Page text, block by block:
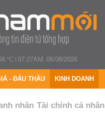
°C|07:27AM, 06/08/2026
- ĐẤU THẦU KINH DOANH
nhân Tài chính cá nhân